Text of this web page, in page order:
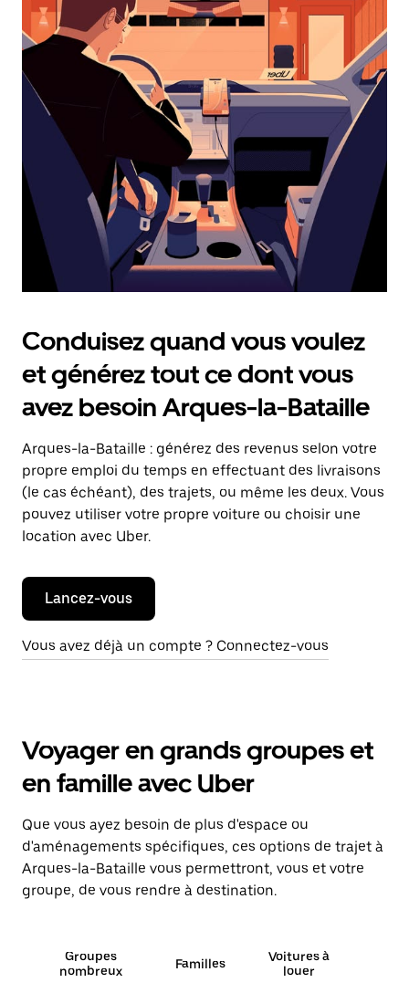
calendrier
sélectionner
une
date.
Appuyez
sur
touche
pour
fermer
le
calendrier.
Conduisez quand vous voulez
et générez tout ce dont vous
avez besoin Arques-la-Bataille
Arques-la-Bataille : générez des revenus selon votre
propre emploi du temps en effectuant des livraisons
(le cas échéant), des trajets, ou même les deux. Vous
pouvez utiliser votre propre voiture ou choisir une
location avec Uber.
Lancez-vous
Vous avez déjà un compte ? Connectez-vous
Voyager en grands groupes et
en famille avec Uber
Que vous ayez besoin de plus d'espace ou
d'aménagements spécifiques, ces options de trajet à
Arques-la-Bataille vous permettront, vous et votre
groupe, de vous rendre à destination.
Groupes
nombreux
Familles
Voitures à
louer